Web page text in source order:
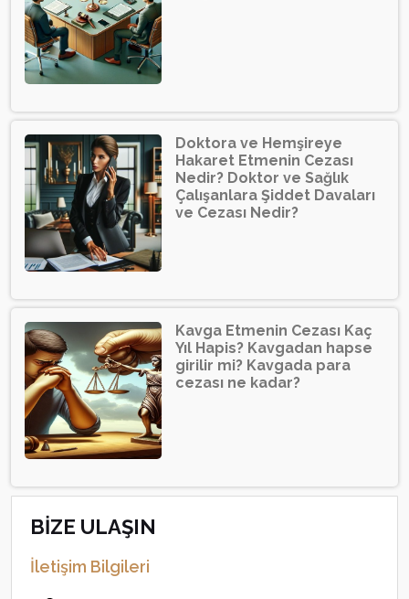
Doktora ve Hemşireye
Hakaret Etmenin Cezası
Nedir? Doktor ve Sağlık
Çalışanlara Şiddet Davaları
ve Cezası Nedir?
Kavga Etmenin Cezası Kaç
Yıl Hapis? Kavgadan hapse
girilir mi? Kavgada para
cezası ne kadar?
BİZE ULAŞIN
İletişim Bilgileri